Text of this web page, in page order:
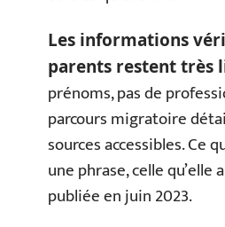
Les informations
parents restent très
prénoms, pas de
parcours migratoire
sources accessibles. Ce
une phrase, celle qu’elle
publiée en juin 2023.